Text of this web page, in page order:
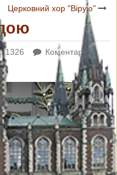
Церковний хор "Вірую"
1326
Коментарі: 0